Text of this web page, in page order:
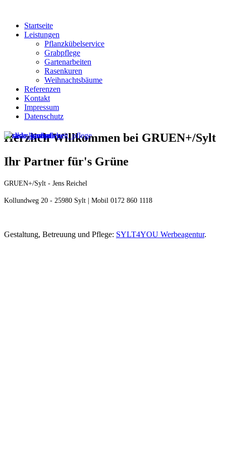
Startseite
Leistungen
Pflanzkübelservice
Grabpflege
Gartenarbeiten
Rasenkuren
Weihnachtsbäume
Referenzen
Kontakt
Impressum
Datenschutz
Herzlich Willkommen bei GRUEN+/Sylt
Ihr Partner für's Grüne
GRUEN+/Sylt - Jens Reichel
Kollundweg 20 - 25980 Sylt | Mobil 0172 860 1118
Gestaltung, Betreuung und Pflege: SYLT4YOU Werbeagentur.